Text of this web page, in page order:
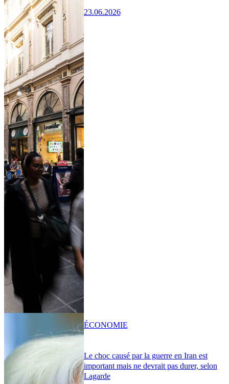
23.06.2026
Le choc causé par la guerre en Iran est
important mais ne devrait pas durer, selon
Lagarde
ÉCONOMIE